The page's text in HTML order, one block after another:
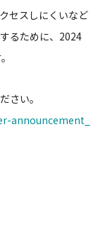
セスしにくいなど
るために、2024
さい。
announcement_